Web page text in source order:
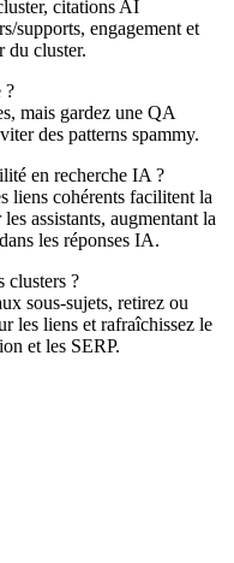
citations AI
supports, engagement et
du cluster.
?
mais gardez une QA
des patterns spammy.
en recherche IA ?
liens cohérents facilitent la
assistants, augmentant la
les réponses IA.
clusters ?
sous-sujets, retirez ou
les liens et rafraîchissez le
et les SERP.